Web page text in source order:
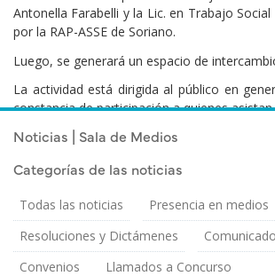
Noticias | Sala de Medios
Categorías de las noticias
Todas las noticias
Presencia en medios
Resoluciones y Dictámenes
Convenios
Llamados a Concurso
Antonella Farabelli y la Lic. en Trabajo Social
por la RAP-ASSE de Soriano.
Luego, se generará un espacio de
La actividad está dirigida al público en
constancia de participación a quienes asistan.